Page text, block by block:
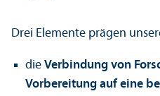
Drei Elemente prägen
die Verbindung von
Vorbereitung auf eine